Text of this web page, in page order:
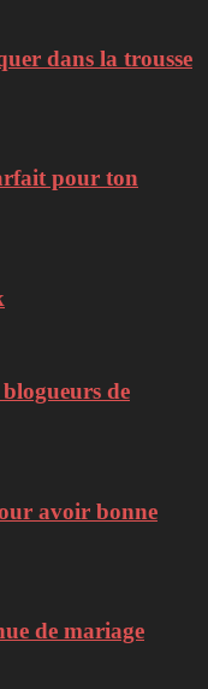
dans la trousse
pour ton
de
avoir bonne
de mariage